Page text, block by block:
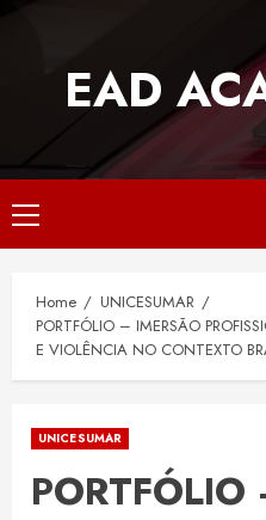
EAD
Primary
Menu
Home
UNICESUMAR
PORTFÓLIO – IMERSÃO
E VIOLÊNCIA NO CONTEXTO
UNICESUMAR